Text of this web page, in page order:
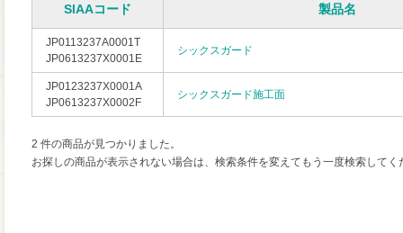
SIAAコード 製品名
JP0113237A0001T
JP0613237X0001E
シックスガード
JP0123237X0001A
JP0613237X0002F
シックスガード施工面
2 件の商品が見つかりました。
お探しの商品が表示されない場合は、検索条件を変えてもう一度検索してく